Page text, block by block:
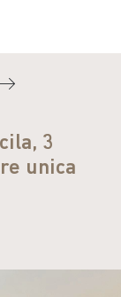
3
unica